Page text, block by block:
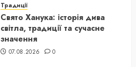
Традиції
Свято Ханука: історія дива
світла, традиції та сучасне
значення
07.08.2026 0